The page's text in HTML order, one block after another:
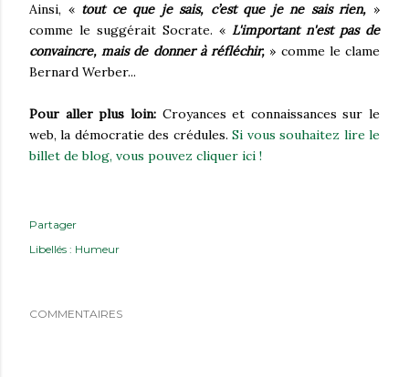
Ainsi, « tout ce que je sais, c’est que je ne sais rien, »
comme le suggérait Socrate. « L'important n'est pas de
convaincre, mais de donner à réfléchir, » comme le clame
Bernard Werber...
Pour aller plus loin:Croyances et connaissances sur le
web, la démocratie des crédules.Si vous souhaitez lire le
billet de blog, vous pouvez cliquer ici !
Partager
Libellés : Humeur
COMMENTAIRES